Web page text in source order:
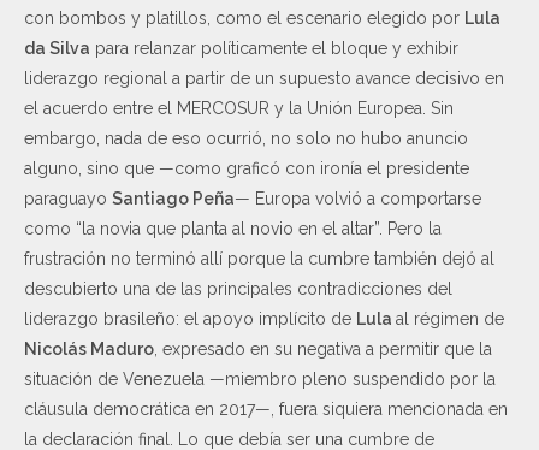
con bombos y platillos, como el escenario elegido por Lula
da Silva para relanzar políticamente el bloque y exhibir
liderazgo regional a partir de un supuesto avance decisivo en
el acuerdo entre el MERCOSUR y la Unión Europea. Sin
embargo, nada de eso ocurrió, no solo no hubo anuncio
alguno, sino que —como graficó con ironía el presidente
paraguayo Santiago Peña— Europa volvió a comportarse
como “la novia que planta al novio en el altar”. Pero la
frustración no terminó allí porque la cumbre también dejó al
descubierto una de las principales contradicciones del
liderazgo brasileño: el apoyo implícito de Lula al régimen de
Nicolás Maduro , expresado en su negativa a permitir que la
situación de Venezuela —miembro pleno suspendido por la
cláusula democrática en 2017—, fuera siquiera mencionada en
la declaración final. Lo que debía ser una cumbre de